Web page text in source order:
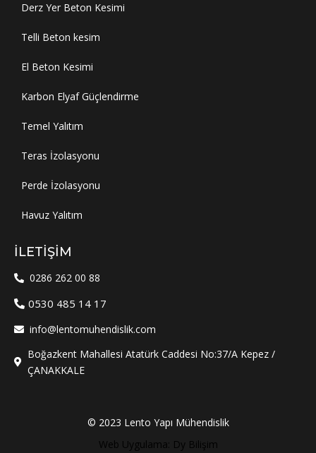
Derz Yer Beton Kesimi
Telli Beton kesim
El Beton Kesimi
Karbon Elyaf Güçlendirme
Temel Yalıtım
Teras İzolasyonu
Perde İzolasyonu
Havuz Yalıtım
İLETIŞIM
0286 262 00 88
0530 485 14 17
info@lentomuhendislik.com
Boğazkent Mahallesi Atatürk Caddesi No:37/A Kepez /
ÇANAKKALE
© 2023 Lento Yapı Mühendislik
Web Uygulama: Dy Bilişim